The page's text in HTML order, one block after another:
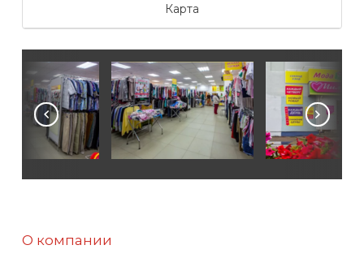
Карта
О компании